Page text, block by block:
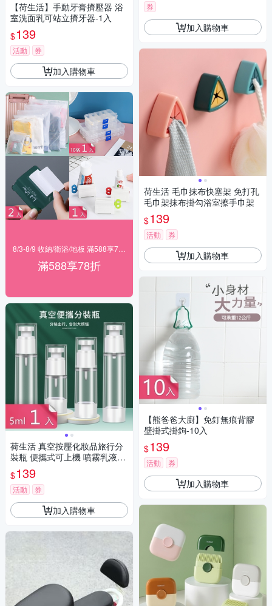
【荷生活】手動牙膏擠壓器 浴
室洗面乳可站立擠牙器-1入
$139
活動 券
加入購物車
滿588享78折
荷生活 真空按壓化妝品旅行分
裝瓶 便攜式可上機 噴霧乳液兩
款-5ml一入
$139
活動 券
加入購物車
券
加入購物車
荷生活 毛巾抹布快塞架 免打孔
毛巾架抹布掛勾浴室擦手巾架
$139
活動 券
加入購物車
【熊爸爸大廚】免釘無痕背膠
壁掛式掛鉤-10入
$139
活動 券
加入購物車